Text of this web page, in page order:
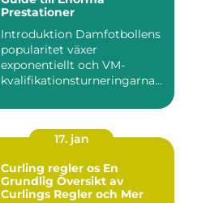
Prestationer
Introduktion Damfotbollens
popularitet växer
exponentiellt och VM-
kvalifikationsturneringarna
17. jan
Curling regler os En
Grundlig Översikt av
Curlings Regler och Mer